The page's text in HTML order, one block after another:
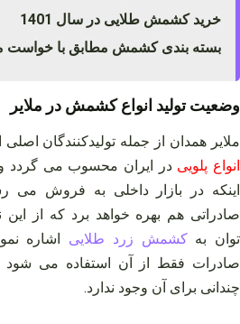
خرید کشمش طلایی در سال 1401
بسته بندی کشمش مطابق با خواست
وضعیت تولید انواع کشمش در ملایر
ملایر همدان از جمله تولیدکنندگان
انواع پلویی در ایران محسوب می گردد
اینکه در بازار داخلی به فروش می
صادراتی هم بهره خواهد برد که از
توان بهکشمش زرد طلایی اشاره
صادرات فقط از آن استفاده می شود
چندانی برای آن وجود ندارد.